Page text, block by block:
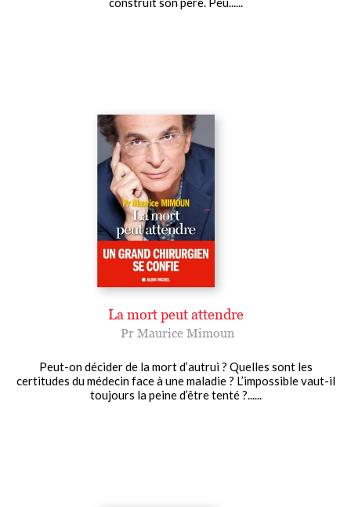
La mort peut attendre
Pr Maurice Mimoun
Peut-on décider de la mort d’autrui ? Quelles sont les
certitudes du médecin face à une maladie ? L’impossible vaut-il
toujours la peine d’être tenté ?......